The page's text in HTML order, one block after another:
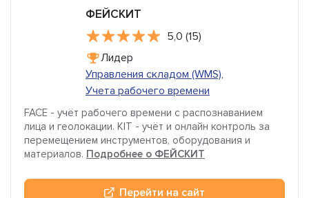
ФЕЙСКИТ
5,0 (15)
Лидер
Управления складом (WMS),
Учета рабочего времени
FACE - учёт рабочего времени с распознаванием
лица и геолокации. KIT - учёт и онлайн контроль за
перемещением инструментов, оборудования и
материалов. Подробнее о ФЕЙСКИТ
Перейти на сайт